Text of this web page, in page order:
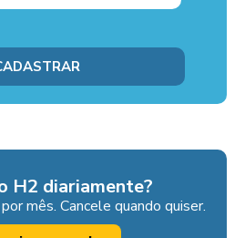
H2 diariamente?
mês. Cancele quando quiser.